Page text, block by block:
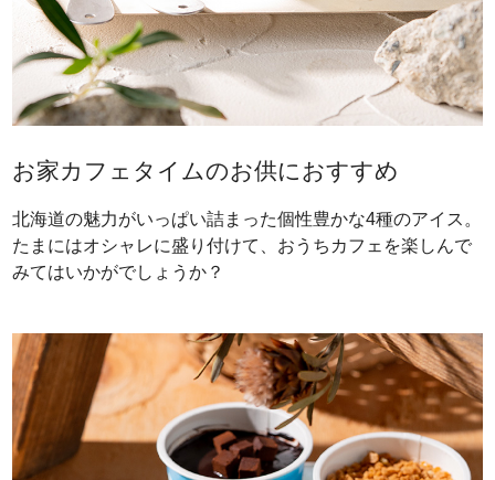
お家カフェタイムのお供におすすめ
北海道の魅力がいっぱい詰まった個性豊かな4種のアイス。
たまにはオシャレに盛り付けて、おうちカフェを楽しんで
みてはいかがでしょうか？